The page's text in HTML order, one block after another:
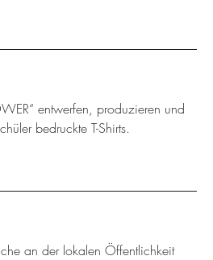
entwerfen, produzieren und
bedruckte T-Shirts.
an der lokalen Öffentlichkeit